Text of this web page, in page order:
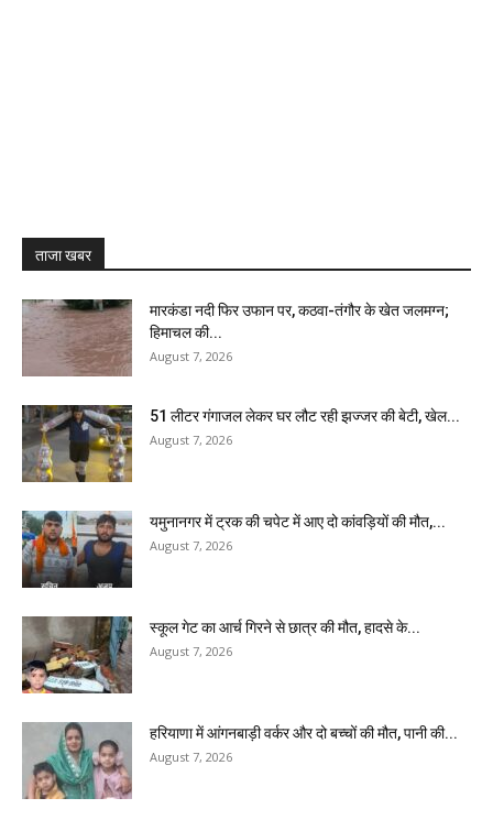
ताजा खबर
मारकंडा नदी फिर उफान पर, कठवा-तंगौर के खेत जलमग्न;
हिमाचल की...
August 7, 2026
51 लीटर गंगाजल लेकर घर लौट रही झज्जर की बेटी, खेल...
August 7, 2026
यमुनानगर में ट्रक की चपेट में आए दो कांवड़ियों की मौत,...
August 7, 2026
स्कूल गेट का आर्च गिरने से छात्र की मौत, हादसे के...
August 7, 2026
हरियाणा में आंगनबाड़ी वर्कर और दो बच्चों की मौत, पानी की...
August 7, 2026